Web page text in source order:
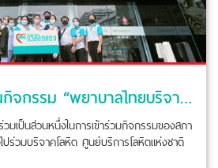
ร่วมบริจาคโลหิตในกิจกรรม “พยาบาลไทยบริจาคโลหิต ช่วยชีวิตเพื่อนมนุษย์ 90 วัน 9,999 ยูนิต”
มเป็นส่วนหนึ่งในการเข้าร่วมกิจกรรมของสภา
ปร่วมบริจาคโลหิต ศูนย์บริการโลหิตแห่งชาติ